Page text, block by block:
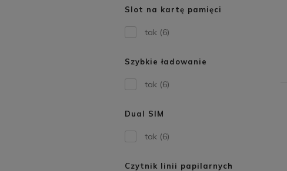
Slot na kartę pamięci
tak (6)
Szybkie ładowanie
tak (6)
Dual SIM
tak (6)
Czytnik linii papilarnych